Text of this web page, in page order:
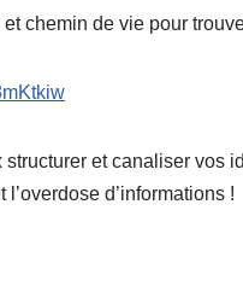
chemin de vie pour
et canaliser vos
d’informations !